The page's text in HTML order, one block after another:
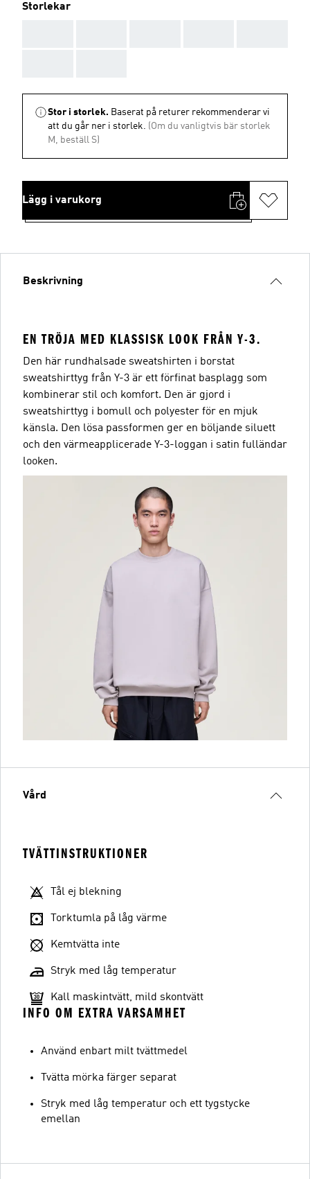
Storlekar
Stor i storlek. Baserat på returer rekommenderar vi
att du går ner i storlek. (Om du vanligtvis bär storlek
M, beställ S)
Lägg i varukorg
Beskrivning
EN TRÖJA MED KLASSISK LOOK FRÅN Y-3.
Den här rundhalsade sweatshirten i borstat
sweatshirttyg från Y-3 är ett förfinat basplagg som
kombinerar stil och komfort. Den är gjord i
sweatshirttyg i bomull och polyester för en mjuk
känsla. Den lösa passformen ger en böljande siluett
och den värmeapplicerade Y-3-loggan i satin fulländar
looken.
Vård
TVÄTTINSTRUKTIONER
Tål ej blekning
Torktumla på låg värme
Kemtvätta inte
Stryk med låg temperatur
Kall maskintvätt, mild skontvätt
INFO OM EXTRA VARSAMHET
Använd enbart milt tvättmedel
Tvätta mörka färger separat
Stryk med låg temperatur och ett tygstycke
emellan